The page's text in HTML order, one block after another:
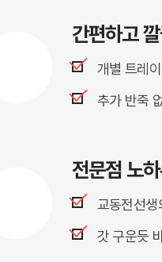
간편하고
개별 트레
추가 반죽
전문점 노
교동전선생
갓 구운듯